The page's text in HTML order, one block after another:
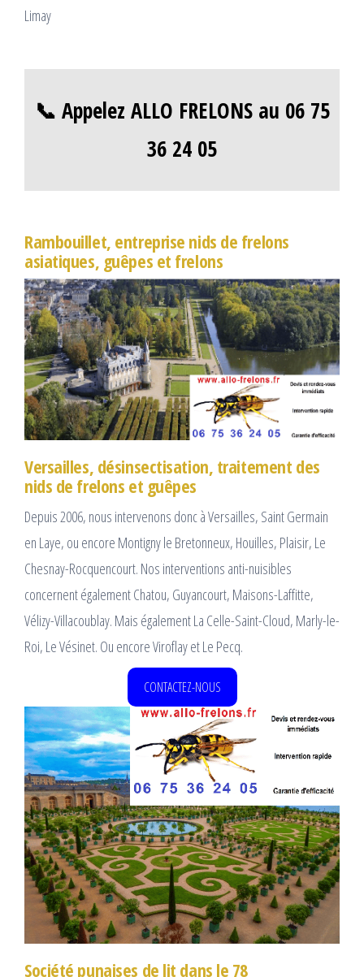
Limay
📞 Appelez ALLO FRELONS au 06 75
36 24 05
Rambouillet, entreprise nids de frelons
asiatiques, guêpes et frelons
Versailles, désinsectisation, traitement des
nids de frelons et guêpes
Depuis 2006, nous intervenons donc à Versailles, Saint Germain
en Laye, ou encore Montigny le Bretonneux, Houilles, Plaisir, Le
Chesnay-Rocquencourt. Nos interventions anti-nuisibles
concernent également Chatou, Guyancourt, Maisons-Laffitte,
Vélizy-Villacoublay. Mais également La Celle-Saint-Cloud, Marly-le-
Roi, Le Vésinet. Ou encore Viroflay et Le Pecq.
CONTACTEZ-NOUS
Société punaises de lit dans le 78